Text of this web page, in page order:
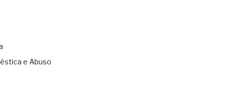
e Abuso